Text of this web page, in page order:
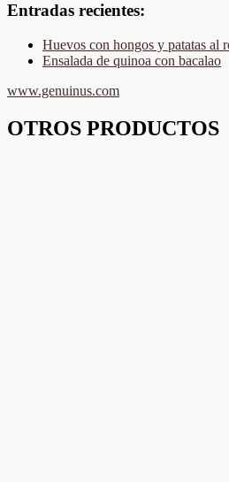
Entradas recientes:
Huevos con hongos y patatas al
Ensalada de quinoa con bacalao
www.genuinus.com
OTROS PRODUCTOS